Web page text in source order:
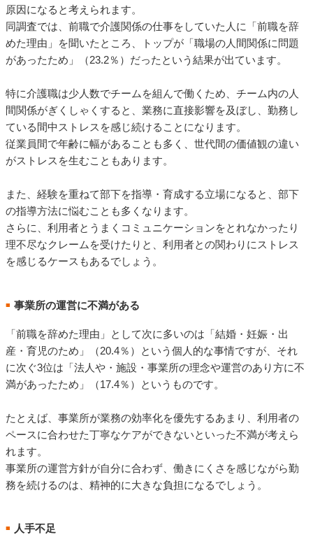
原因になると考えられます。
同調査では、前職で介護関係の仕事をしていた人に「前職を辞
めた理由」を聞いたところ、トップが「職場の人間関係に問題
があったため」（23.2％）だったという結果が出ています。
特に介護職は少人数でチームを組んで働くため、チーム内の人
間関係がぎくしゃくすると、業務に直接影響を及ぼし、勤務し
ている間中ストレスを感じ続けることになります。
従業員間で年齢に幅があることも多く、世代間の価値観の違い
がストレスを生むこともあります。
また、経験を重ねて部下を指導・育成する立場になると、部下
の指導方法に悩むことも多くなります。
さらに、利用者とうまくコミュニケーションをとれなかったり
理不尽なクレームを受けたりと、利用者との関わりにストレス
を感じるケースもあるでしょう。
■ 事業所の運営に不満がある
「前職を辞めた理由」として次に多いのは「結婚・妊娠・出
産・育児のため」（20.4％）という個人的な事情ですが、それ
に次ぐ3位は「法人や・施設・事業所の理念や運営のあり方に不
満があったため」（17.4％）というものです。
たとえば、事業所が業務の効率化を優先するあまり、利用者の
ペースに合わせた丁寧なケアができないといった不満が考えら
れます。
事業所の運営方針が自分に合わず、働きにくさを感じながら勤
務を続けるのは、精神的に大きな負担になるでしょう。
■ 人手不足